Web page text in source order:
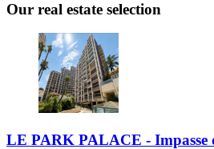
Our real estate selection
LE PARK PALACE - Impasse